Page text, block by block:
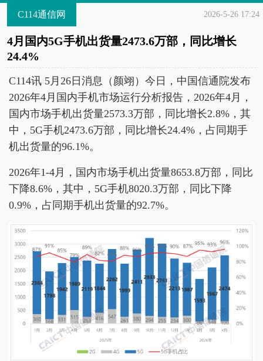
C114通信网 2026-5-26 17:24
4月国内5G手机出货量2473.6万部，同比增长
24.4%
C114讯 5月26日消息（颜翊）今日，中国信通院发布
2026年4月国内手机市场运行分析报告，2026年4月，
国内市场手机出货量2573.3万部，同比增长2.8%，其
中，5G手机2473.6万部，同比增长24.4%，占同期手
机出货量的96.1%。
2026年1-4月，国内市场手机出货量8653.8万部，同比
下降8.6%，其中，5G手机8020.3万部，同比下降
0.9%，占同期手机出货量的92.7%。